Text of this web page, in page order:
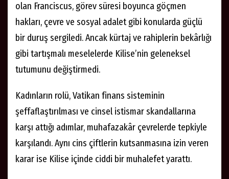
olan Franciscus, görev süresi boyunca göçmen
hakları, çevre ve sosyal adalet gibi konularda güçlü
bir duruş sergiledi. Ancak kürtaj ve rahiplerin bekârlığı
gibi tartışmalı meselelerde Kilise’nin geleneksel
tutumunu değiştirmedi.
Kadınların rolü, Vatikan finans sisteminin
şeffaflaştırılması ve cinsel istismar skandallarına
karşı attığı adımlar, muhafazakâr çevrelerde tepkiyle
karşılandı. Aynı cins çiftlerin kutsanmasına izin veren
karar ise Kilise içinde ciddi bir muhalefet yarattı.